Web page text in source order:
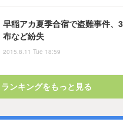
早稲アカ夏季合宿で盗難事件、
布など紛失
2015.8.11 Tue 18:59
ランキングをもっと見る